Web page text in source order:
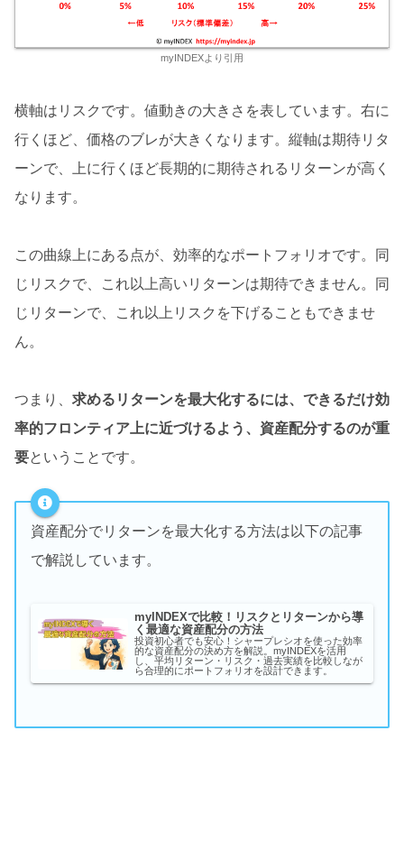
myINDEXより引用
横軸はリスクです。値動きの大きさを表しています。右に
行くほど、価格のブレが大きくなります。縦軸は期待リタ
ーンで、上に行くほど長期的に期待されるリターンが高く
なります。
この曲線上にある点が、効率的なポートフォリオです。同
じリスクで、これ以上高いリターンは期待できません。同
じリターンで、これ以上リスクを下げることもできませ
ん。
つまり、 求めるリターンを最大化するには、できるだけ効
率的フロンティア上に近づけるよう、資産配分するのが重
要ということです。
資産配分でリターンを最大化する方法は以下の記事
で解説しています。
myINDEXで比較！リスクとリターンから導
く最適な資産配分の方法
投資初心者でも安心！シャープレシオを使った効率
的な資産配分の決め方を解説。myINDEXを活用
し、平均リターン・リスク・過去実績を比較しなが
ら合理的にポートフォリオを設計できます。